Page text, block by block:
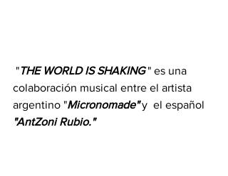
"THE WORLD IS SHAKING " es una
colaboración musical entre el artista
argentino "Micronomade" y el español
"AntZoni Rubio."